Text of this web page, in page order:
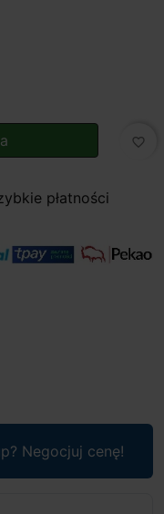
favorite_border
płatności
Negocjuj cenę!